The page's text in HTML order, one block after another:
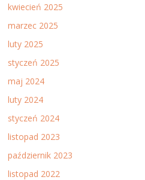
kwiecień 2025
marzec 2025
luty 2025
styczeń 2025
maj 2024
luty 2024
styczeń 2024
listopad 2023
październik 2023
listopad 2022